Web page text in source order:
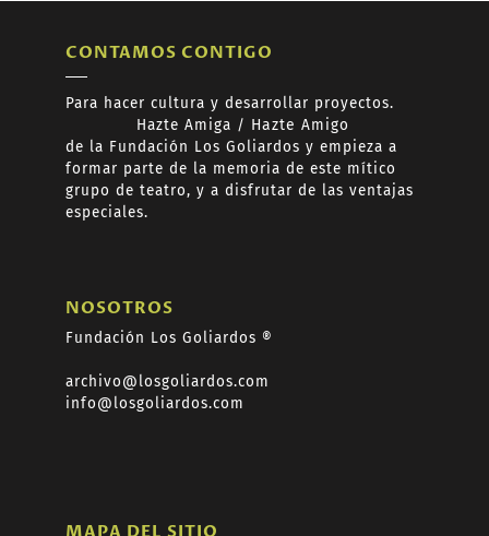
CONTAMOS CONTIGO
Para hacer cultura y desarrollar proyectos.
Hazte Amiga / Hazte Amigo
de la Fundación Los Goliardos y empieza a
formar parte de la memoria de este mítico
grupo de teatro, y a disfrutar de las ventajas
especiales.
NOSOTROS
Fundación Los Goliardos ®
archivo@losgoliardos.com
info@losgoliardos.com